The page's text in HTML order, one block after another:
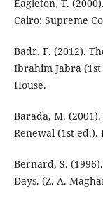
Eagleton, T.
Cairo: Supreme
Badr, F. (2012).
Ibrahim Jabra
House.
Barada, M.
Renewal (1st ed.).
Bernard, S.
Days. (Z. A.